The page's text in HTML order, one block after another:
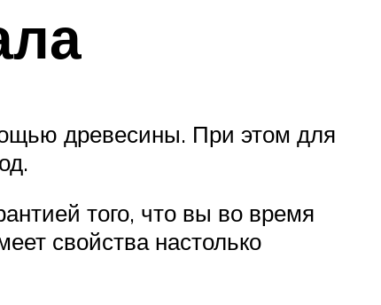
древесины. При этом для
того, что вы во время
свойства настолько